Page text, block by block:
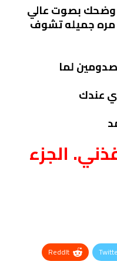
بصوت عالي
جميله تشوف
لما
عندك
الجزء
ReddIt